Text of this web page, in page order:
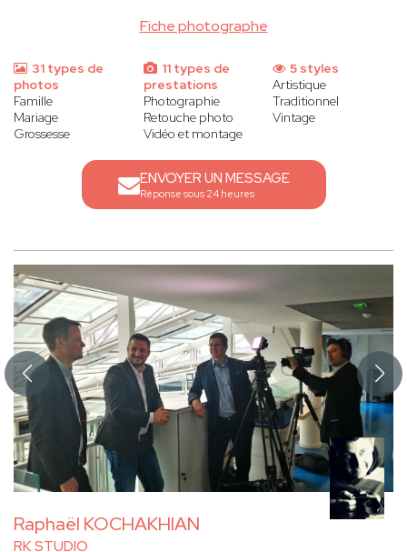
Fiche photographe
31 types de
photos
Famille
Mariage
Grossesse
11 types de
prestations
Photographie
Retouche photo
Vidéo et montage
5 styles
Artistique
Traditionnel
Vintage
ENVOYER UN MESSAGE
Réponse sous 24 heures
Raphaël KOCHAKHIAN
RK STUDIO